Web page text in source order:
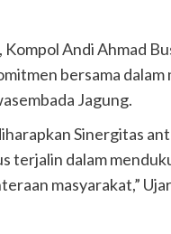
Andi Ahmad
bersama
Jagung.
Sinergitas
terjalin dalam
masyarakat,”